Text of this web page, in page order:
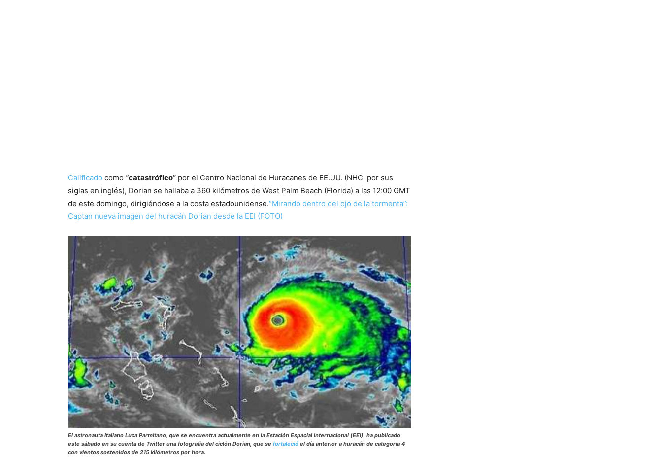
Calificado como “catastrófico” por el Centro Nacional de Huracanes de EE.UU. (NHC, por sus
siglas en inglés), Dorian se hallaba a 360 kilómetros de West Palm Beach (Florida) a las 12:00 GMT
de este domingo, dirigiéndose a la costa estadounidense.“Mirando dentro del ojo de la tormenta”:
Captan nueva imagen del huracán Dorian desde la EEI (FOTO)
El astronauta italiano Luca Parmitano, que se encuentra actualmente en la Estación Espacial Internacional (EEI), ha publicado
este sábado en su cuenta de Twitter una fotografía del ciclón Dorian, que se fortaleció el día anterior a huracán de categoría 4
con vientos sostenidos de 215 kilómetros por hora.